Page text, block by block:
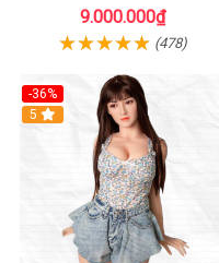
biến sưởi ấm phun nước thông
9.000.000₫
(478)
-36%
Hot
5